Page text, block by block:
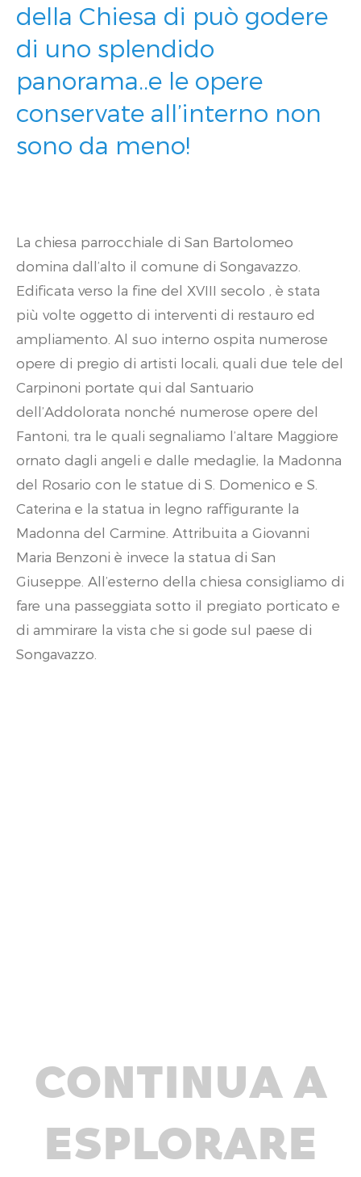
della Chiesa di può godere
di uno splendido
panorama..e le opere
conservate all’interno non
sono da meno!
La chiesa parrocchiale di San Bartolomeo
domina dall’alto il comune di Songavazzo.
Edificata verso la fine del XVIII secolo , è stata
più volte oggetto di interventi di restauro ed
ampliamento. Al suo interno ospita numerose
opere di pregio di artisti locali, quali due tele del
Carpinoni portate qui dal Santuario
dell’Addolorata nonché numerose opere del
Fantoni, tra le quali segnaliamo l’altare Maggiore
ornato dagli angeli e dalle medaglie, la Madonna
del Rosario con le statue di S. Domenico e S.
Caterina e la statua in legno raffigurante la
Madonna del Carmine. Attribuita a Giovanni
Maria Benzoni è invece la statua di San
Giuseppe. All’esterno della chiesa consigliamo di
fare una passeggiata sotto il pregiato porticato e
di ammirare la vista che si gode sul paese di
Songavazzo.
CONTINUA A
ESPLORARE